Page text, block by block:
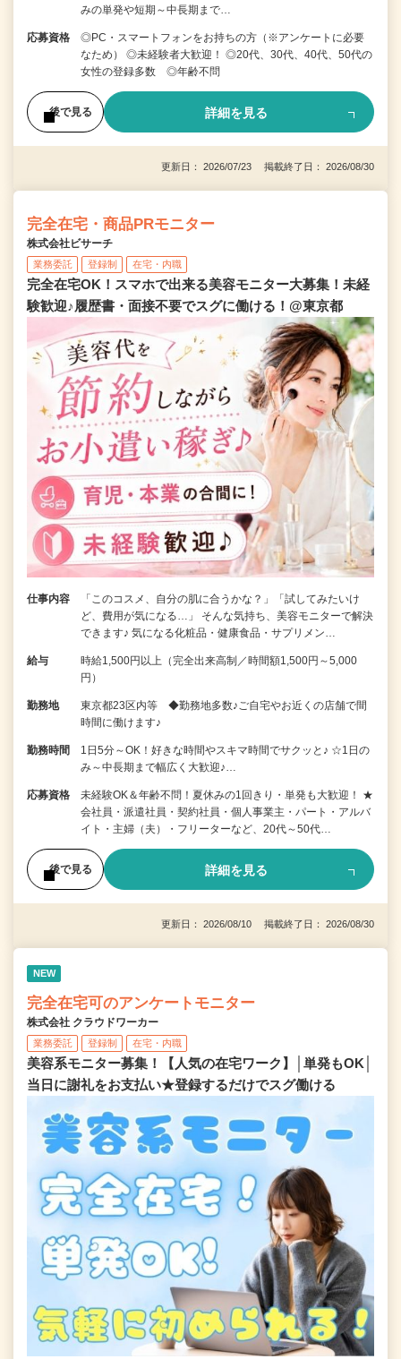
みの単発や短期～中長期まで…
応募資格
◎PC・スマートフォンをお持ちの方（※アンケートに必要
なため） ◎未経験者大歓迎！ ◎20代、30代、40代、50代の
女性の登録多数 ◎年齢不問
後で見る 詳細を見る
更新日： 2026/07/23 掲載終了日： 2026/08/30
完全在宅・商品PRモニター
株式会社ビサーチ
業務委託 登録制 在宅・内職
完全在宅OK！スマホで出来る美容モニター大募集！未経
験歓迎♪履歴書・面接不要でスグに働ける！@東京都
仕事内容
「このコスメ、自分の肌に合うかな？」「試してみたいけ
ど、費用が気になる…」 そんな気持ち、美容モニターで解決
できます♪ 気になる化粧品・健康食品・サプリメン…
給与
時給1,500円以上（完全出来高制／時間額1,500円～5,000
円）
勤務地
東京都23区内等 ◆勤務地多数♪ご自宅やお近くの店舗で間
時間に働けます♪
勤務時間
1日5分～OK！好きな時間やスキマ時間でサクッと♪ ☆1日の
み～中長期まで幅広く大歓迎♪…
応募資格
未経験OK＆年齢不問！夏休みの1回きり・単発も大歓迎！ ★
会社員・派遣社員・契約社員・個人事業主・パート・アルバ
イト・主婦（夫）・フリーターなど、20代～50代…
後で見る 詳細を見る
更新日： 2026/08/10 掲載終了日： 2026/08/30
NEW
完全在宅可のアンケートモニター
株式会社 クラウドワーカー
業務委託 登録制 在宅・内職
美容系モニター募集！【人気の在宅ワーク】│単発もOK│
当日に謝礼をお支払い★登録するだけでスグ働ける